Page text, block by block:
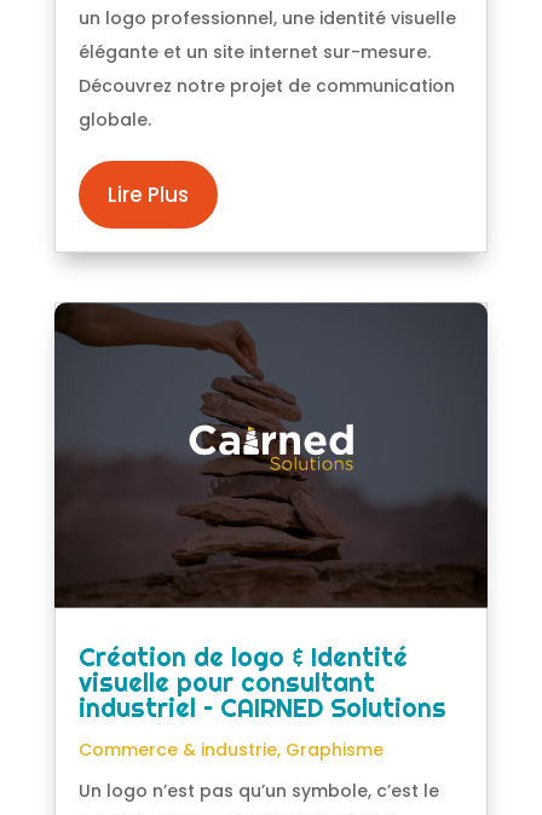
un logo professionnel, une identité visuelle
élégante et un site internet sur-mesure.
Découvrez notre projet de communication
globale.
Lire Plus
Création de logo & Identité
visuelle pour consultant
industriel – CAIRNED Solutions
Commerce & industrie, Graphisme
Un logo n’est pas qu’un symbole, c’est le